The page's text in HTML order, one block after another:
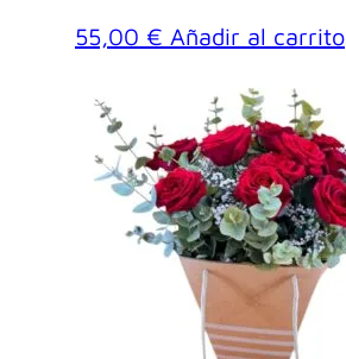
55,00 € Añadir al carrito